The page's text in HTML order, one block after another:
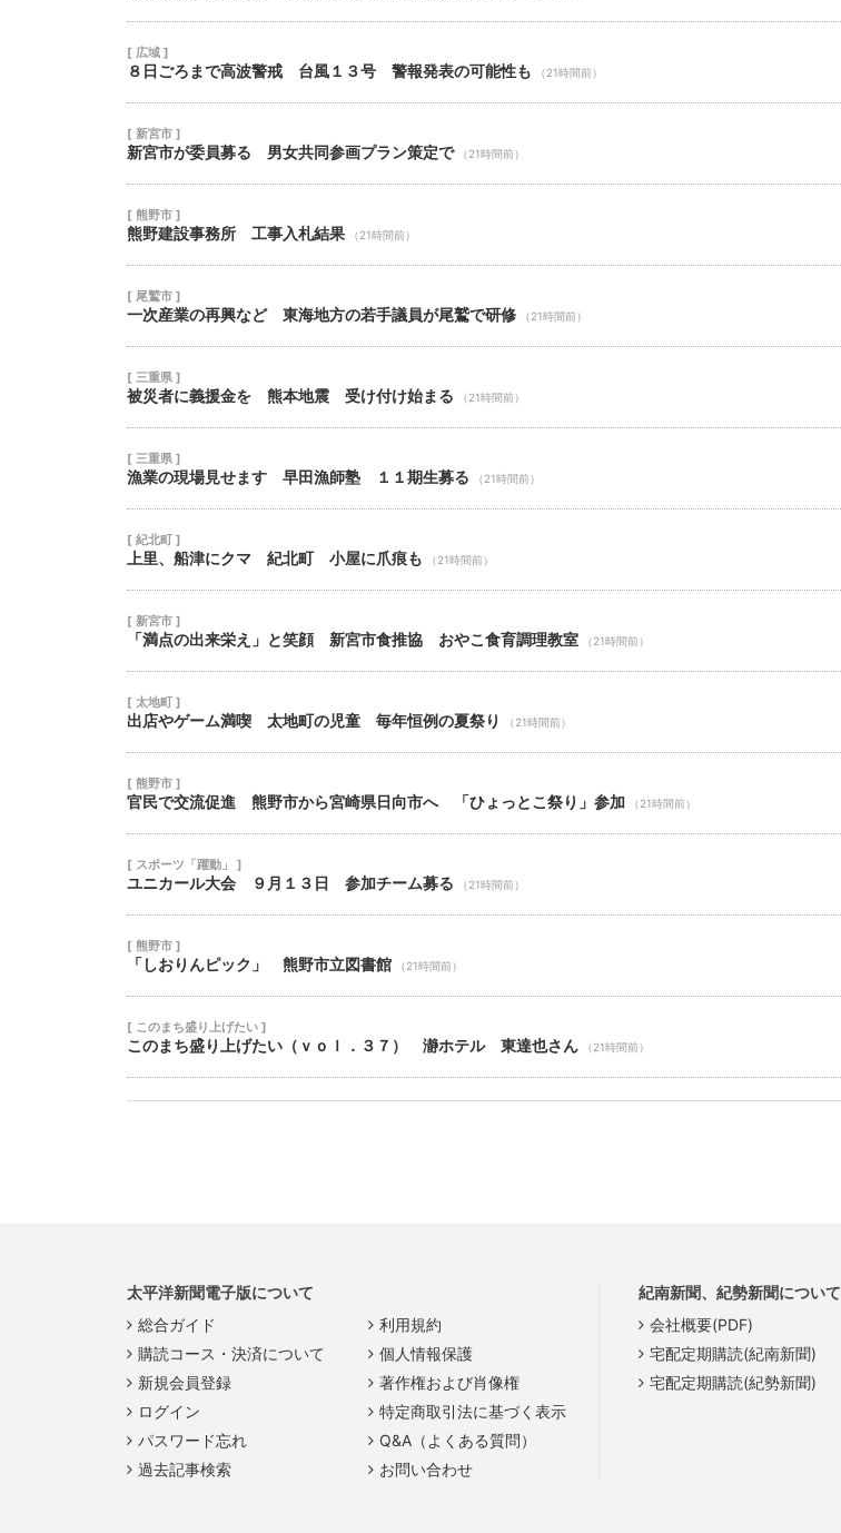
[ 広域 ]
８日ごろまで高波警戒 台風１３号 警報発表の可能性も （21時間前）
[ 新宮市 ]
新宮市が委員募る 男女共同参画プラン策定で （21時間前）
[ 熊野市 ]
熊野建設事務所 工事入札結果 （21時間前）
[ 尾鷲市 ]
一次産業の再興など 東海地方の若手議員が尾鷲で研修 （21時間前）
[ 三重県 ]
被災者に義援金を 熊本地震 受け付け始まる （21時間前）
[ 三重県 ]
漁業の現場見せます 早田漁師塾 １１期生募る （21時間前）
[ 紀北町 ]
上里、船津にクマ 紀北町 小屋に爪痕も （21時間前）
[ 新宮市 ]
「満点の出来栄え」と笑顔 新宮市食推協 おやこ食育調理教室 （21時間前）
[ 太地町 ]
出店やゲーム満喫 太地町の児童 毎年恒例の夏祭り （21時間前）
[ 熊野市 ]
官民で交流促進 熊野市から宮崎県日向市へ 「ひょっとこ祭り」参加 （21時間前）
[ スポーツ「躍動」 ]
ユニカール大会 ９月１３日 参加チーム募る （21時間前）
[ 熊野市 ]
「しおりんピック」 熊野市立図書館 （21時間前）
[ このまち盛り上げたい ]
このまち盛り上げたい（ｖｏｌ．３７） 瀞ホテル 東達也さん （21時間前）
太平洋新聞電子版について
総合ガイド
購読コース・決済について
新規会員登録
ログイン
パスワード忘れ
過去記事検索
利用規約
個人情報保護
著作権および肖像権
特定商取引法に基づく表示
Q&A（よくある質問）
お問い合わせ
紀南新聞、紀勢新聞について
会社概要(PDF)
宅配定期購読(紀南新聞)
宅配定期購読(紀勢新聞)